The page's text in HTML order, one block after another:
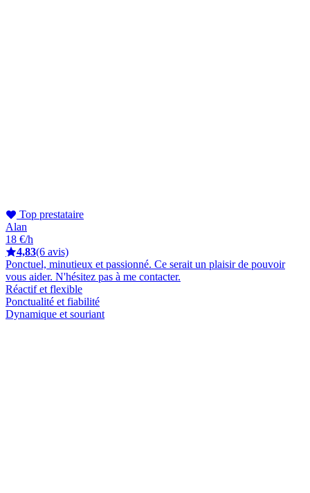
Top prestataire
Alan
18 €/h
4,83(6 avis)
Ponctuel, minutieux et passionné. Ce serait un plaisir de pouvoir
vous aider. N'hésitez pas à me contacter.
Réactif et flexible
Ponctualité et fiabilité
Dynamique et souriant